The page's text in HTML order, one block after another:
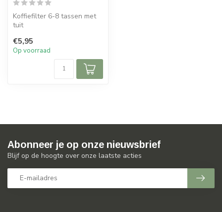
Koffiefilter 6-8 tassen met
tuit
€5,95
Op voorraad
Abonneer je op onze nieuwsbrief
Blijf op de hoogte over onze laatste acties